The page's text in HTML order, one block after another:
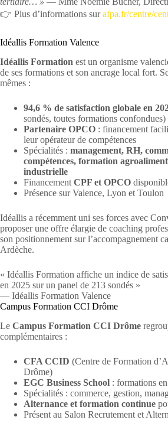
👉 Plus d’informations surafpa.fr/centre/
Idéallis Formation Valence
Idéallis Formation est un organisme
de ses formations et son ancrage local fort.
mêmes :
94,6 % de satisfaction globale en
sondés, toutes formations confondues)
Partenaire OPCO : financement
leur opérateur de compétences
Spécialités : management, RH,
compétences, formation
industrielle
Financement CPF et OPCO
Présence sur Valence, Lyon et Toulon
Idéallis a récemment uni ses forces avec
proposer une offre élargie de coaching
son positionnement sur l’accompagnement
Ardèche.
« Idéallis Formation affiche un indice de
en 2025 sur un panel de 213 sondés »
— Idéallis Formation Valence
Campus Formation CCI Drôme
Le Campus Formation CCI Drôme
complémentaires :
CFA CCID (Centre de Formation
Drôme)
EGC Business School : formations
Spécialités : commerce, gestion,
Alternance et formation continue
Présent au Salon Recrutement et